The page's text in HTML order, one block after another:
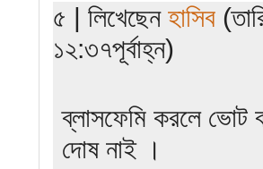
৫ | লিখেছেন হাসিব
১২:৩৭পূর্বাহ্ন)
ব্লাসফেমি করলে
দোষ নাই ।